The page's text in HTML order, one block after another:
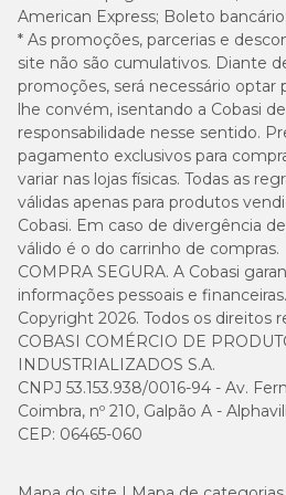
Modo de Uso
Ao trocar o alimento do seu cão, faça a
ao menos 7 dias. Aumente a
dia até que ele consuma apenas
fresca sempre disponível e consulte
veterinário.
Quantidade e Sabores
Este pack contém9 sachês
variedade e nutrição na rotina
5 sachês sabor Carne
4 sachês sabor Frango
Com sabores que agradam até os
mix garante refeições equilibradas e
American Express; Boleto
* As promoções, parcerias e
site não são cumulativos. Diante
promoções, será necessário optar
lhe convém, isentando a Cobasi
responsabilidade nesse sentido.
pagamento exclusivos para
variar nas lojas físicas. Todas as
válidas apenas para produtos
Cobasi. Em caso de divergência
válido é o do carrinho de compras.
COMPRA SEGURA. A Cobasi
informações pessoais e financeiras.
Copyright 2026. Todos os direitos
COBASI COMÉRCIO DE
INDUSTRIALIZADOS S.A.
CNPJ 53.153.938/0016-94 - Av.
Coimbra, nº 210, Galpão A -
CEP: 06465-060